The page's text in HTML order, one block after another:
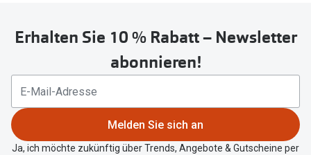
Erhalten Sie 10 % Rabatt – Newsletter
abonnieren!
Melden Sie sich an
Ja, ich möchte zukünftig über Trends, Angebote & Gutscheine per